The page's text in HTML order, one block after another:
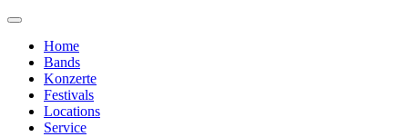
Home
Bands
Konzerte
Festivals
Locations
Service